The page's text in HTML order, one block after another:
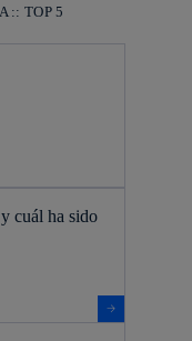
:: TOP 5
cuál ha sido